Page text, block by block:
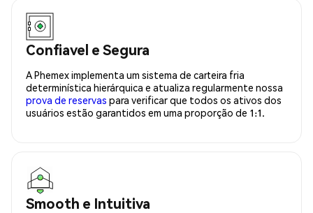
Confiavel e Segura
A Phemex implementa um sistema de carteira fria
determinística hierárquica e atualiza regularmente nossa
prova de reservas para verificar que todos os ativos dos
usuários estão garantidos em uma proporção de 1:1.
Smooth e Intuitiva